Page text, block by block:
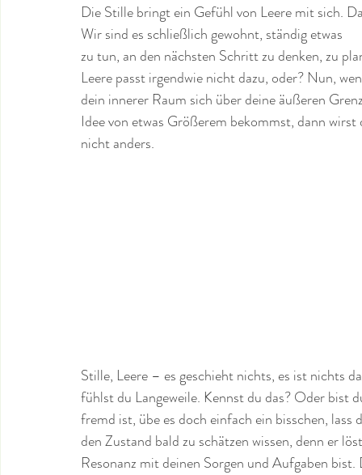
Die Stille bringt ein Gefühl von Leere mit sich.
Wir sind es schließlich gewohnt, ständig etwas
zu tun, an den nächsten Schritt zu denken, zu
Leere passt irgendwie nicht dazu, oder? Nun,
dein innerer Raum sich über deine äußeren
Idee von etwas Größerem bekommst, dann
nicht anders.
Stille, Leere – es geschieht nichts, es ist nichts
fühlst du Langeweile. Kennst du das? Oder bist
fremd ist, übe es doch einfach ein bisschen,
den Zustand bald zu schätzen wissen, denn er
Resonanz mit deinen Sorgen und Aufgaben